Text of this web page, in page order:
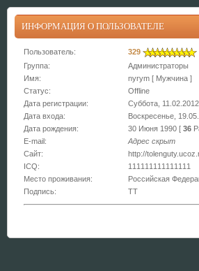
ИНФОРМАЦИЯ О ПОЛЬЗОВАТЕЛЕ
Пользователь: 329
Группа:
Администраторы
Имя:
nyrym [ Мужчина ]
Статус:
Offline
Дата регистрации:
Суббота,
Дата входа:
Воскресенье,
Дата рождения:
30 Июня 1990 [ 36
E-mail:
Адрес скрыт
Сайт:
http://
ICQ:
111111111111111
Место проживания:
Российская
Подпись:
TT